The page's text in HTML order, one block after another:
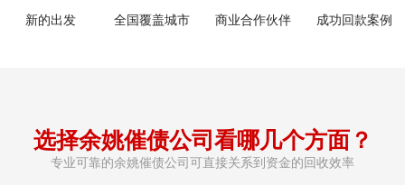
新的出发 全国覆盖城市 商业合作伙伴 成功回款案例
选择余姚催债公司看哪几个方面？
专业可靠的余姚催债公司可直接关系到资金的回收效率